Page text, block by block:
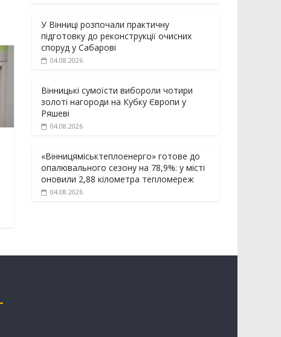
У Вінниці розпочали практичну
підготовку до реконструкції очисних
споруд у Сабарові
04.08.2026
Вінницькі сумоїсти вибороли чотири
золоті нагороди на Кубку Європи у
Ряшеві
04.08.2026
«Вінницяміськтеплоенерго» готове до
опалювального сезону на 78,9%: у місті
оновили 2,88 кілометра тепломереж
04.08.2026